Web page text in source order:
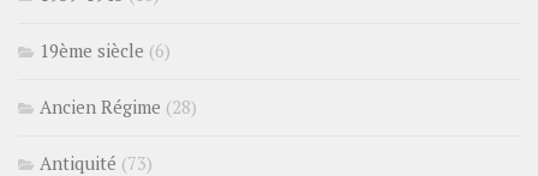
19ème siècle (6)
Ancien Régime (28)
Antiquité (73)